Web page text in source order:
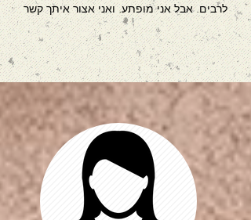
לרבים. אבל אני מופתע. ואני אצור איתך קשר